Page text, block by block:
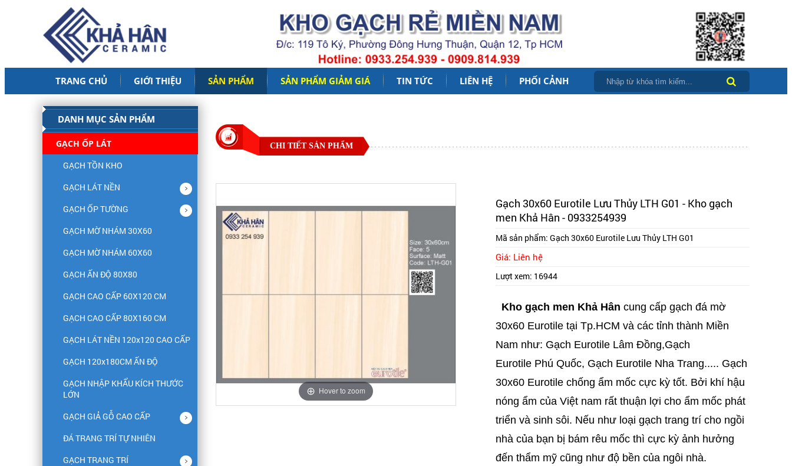
TRANG CHỦ GIỚI THIỆU SẢN PHẨM SẢN PHẨM GIẢM GIÁ TIN TỨC LIÊN HỆ PHỐI CẢNH
CHI TIẾT SẢN PHẨM
Hover to zoom
Gạch 30x60 Eurotile Lưu Thủy LTH G01 - Kho gạch
men Khả Hân - 0933254939
Mã sản phẩm: Gạch 30x60 Eurotile Lưu Thủy LTH G01
Giá: Liên hệ
Lượt xem: 16944
Kho gạch men Khả Hân cung cấp gạch đá mờ
30x60 Eurotile tại Tp.HCM và các tỉnh thành Miền
Nam như: Gạch Eurotile Lâm Đồng,Gạch
EurotilePhú Quốc, Gạch Eurotile Nha Trang..... Gạch
30x60 Eurotile chống ẩm mốc cực kỳ tốt. Bởi khí hậu
nóng ẩm của Việt nam rất thuận lợi cho ẩm mốc phát
triển và sinh sôi. Nếu như loại gạch trang trí cho ngồi
nhà của bạn bị bám rêu mốc thì cực kỳ ảnh hưởng
đến thẩm mỹ cũng như độ bền của ngôi nhà.
DANH MỤC SẢN PHẨM
GẠCH ỐP LÁT
GẠCH TỒN KHO
GẠCH LÁT NỀN
GẠCH ỐP TƯỜNG
GẠCH MỜ NHÁM 30X60
GẠCH MỜ NHÁM 60X60
GẠCH ẤN ĐỘ 80X80
GẠCH CAO CẤP 60X120 CM
GẠCH CAO CẤP 80X160 CM
GẠCH LÁT NỀN 120x120 CAO CẤP
GẠCH 120x180CM ẤN ĐỘ
GẠCH NHẬP KHẨU KÍCH THƯỚC
LỚN
GẠCH GIẢ GỖ CAO CẤP
ĐÁ TRANG TRÍ TỰ NHIÊN
GẠCH TRANG TRÍ